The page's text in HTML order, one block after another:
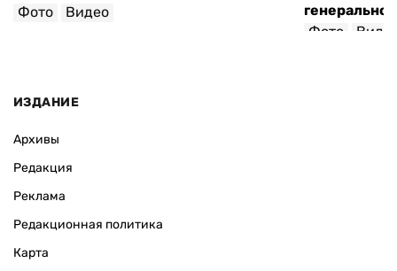
Фото
Видео
Фото
ИЗДАНИЕ
Архивы
Редакция
Реклама
Редакционная политика
Карта